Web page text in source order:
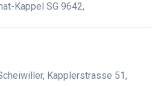
Kappel SG 9642,
Kapplerstrasse 51,